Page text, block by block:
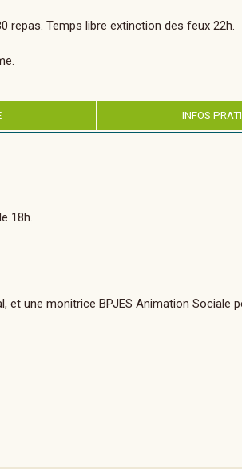
repas. Temps libre extinction des feux 22h.
INFOS
18h.
et une monitrice BPJES Animation Sociale